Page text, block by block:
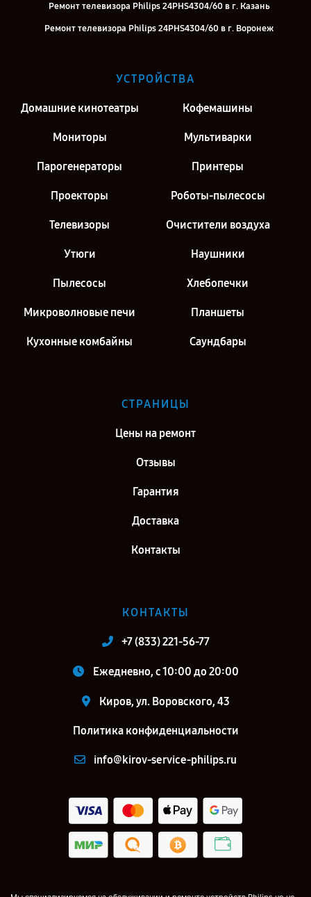
Ремонт телевизора Philips 24PHS4304/60 в г. Казань
Ремонт телевизора Philips 24PHS4304/60 в г. Воронеж
Ремонт телевизора Philips 24PHS4304/60 в г. Москва
УСТРОЙСТВА
Домашние кинотеатры Кофемашины
Мониторы Мультиварки
Парогенераторы Принтеры
Проекторы Роботы-пылесосы
Телевизоры Очистители воздуха
Утюги Наушники
Пылесосы Хлебопечки
Микроволновые печи Планшеты
Кухонные комбайны Саундбары
СТРАНИЦЫ
Цены на ремонт
Отзывы
Гарантия
Доставка
Контакты
КОНТАКТЫ
+7 (833) 221-56-77
Ежедневно, с 10:00 до 20:00
Киров, ул. Воровского, 43
Политика конфиденциальности
info@kirov-service-philips.ru